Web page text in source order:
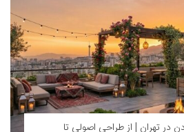
گاردن در تهران | از طراحی اصولی تا